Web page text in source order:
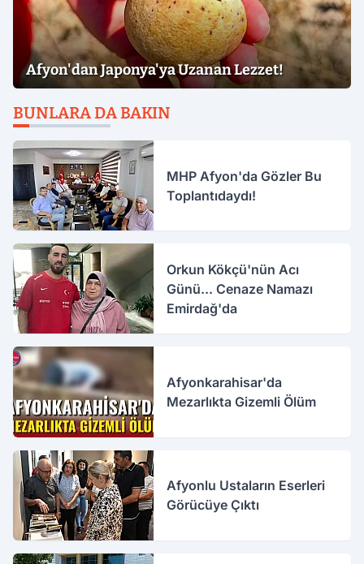
Afyon'dan Japonya'ya Uzanan Lezzet!
BUNLARA DA BAKIN
MHP Afyon'da Gözler Bu
Toplantıdaydı!
Orkun Kökçü'nün Acı
Günü... Cenaze Namazı
Emirdağ'da
Afyonkarahisar'da
Mezarlıkta Gizemli Ölüm
Afyonlu Ustaların Eserleri
Görücüye Çıktı